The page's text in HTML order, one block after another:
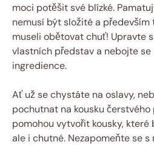
moci potěšit své blízké.
nemusí být složité a především
museli obětovat chuť! Upravte
vlastních představ a nebojte
ingredience.
Ať už se chystáte na oslavy,
pochutnat na kousku
pomohou vytvořit kousky, které
ale i chutné. Nezapomeňte se